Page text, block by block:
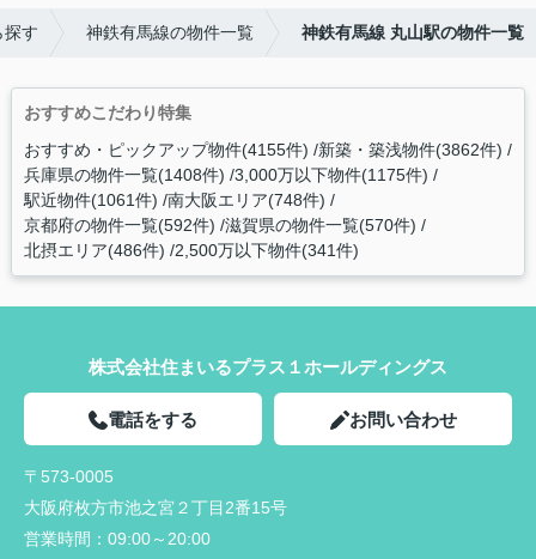
探す 神鉄有馬線の物件一覧 神鉄有馬線 丸山駅の物件一覧
おすすめこだわり特集
おすすめ・ピックアップ物件(4155件) 新築・築浅物件(3862件)
兵庫県の物件一覧(1408件) 3,000万以下物件(1175件)
駅近物件(1061件) 南大阪エリア(748件)
京都府の物件一覧(592件) 滋賀県の物件一覧(570件)
北摂エリア(486件) 2,500万以下物件(341件)
株式会社住まいるプラス１ホールディングス
電話をする お問い合わせ
〒573-0005
大阪府枚方市池之宮２丁目2番15号
営業時間： 09:00～20:00